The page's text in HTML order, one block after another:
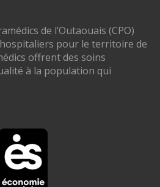
de l’Outaouais (CPO)
pour le territoire de
offrent des soins
à la population qui